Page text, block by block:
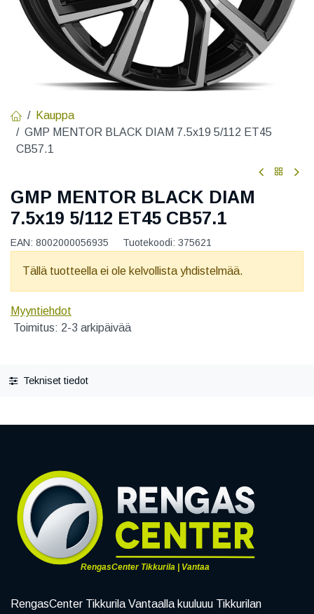
Kauppa
GMP MENTOR BLACK DIAM 7.5x19 5/112 ET45
CB57.1
GMP MENTOR BLACK DIAM
7.5x19 5/112 ET45 CB57.1
EAN: 8002000056935 Tuotekoodi: 375621
Tällä tuotteella ei ole kelvollista yhdistelmää.
Myyntiehdot
Toimitus: 2-3 arkipäivää
Tekniset tiedot
RengasCenter Tikkurila | Vantaa
RengasCenter Tikkurila Vantaalla kuuluuu Tikkurilan